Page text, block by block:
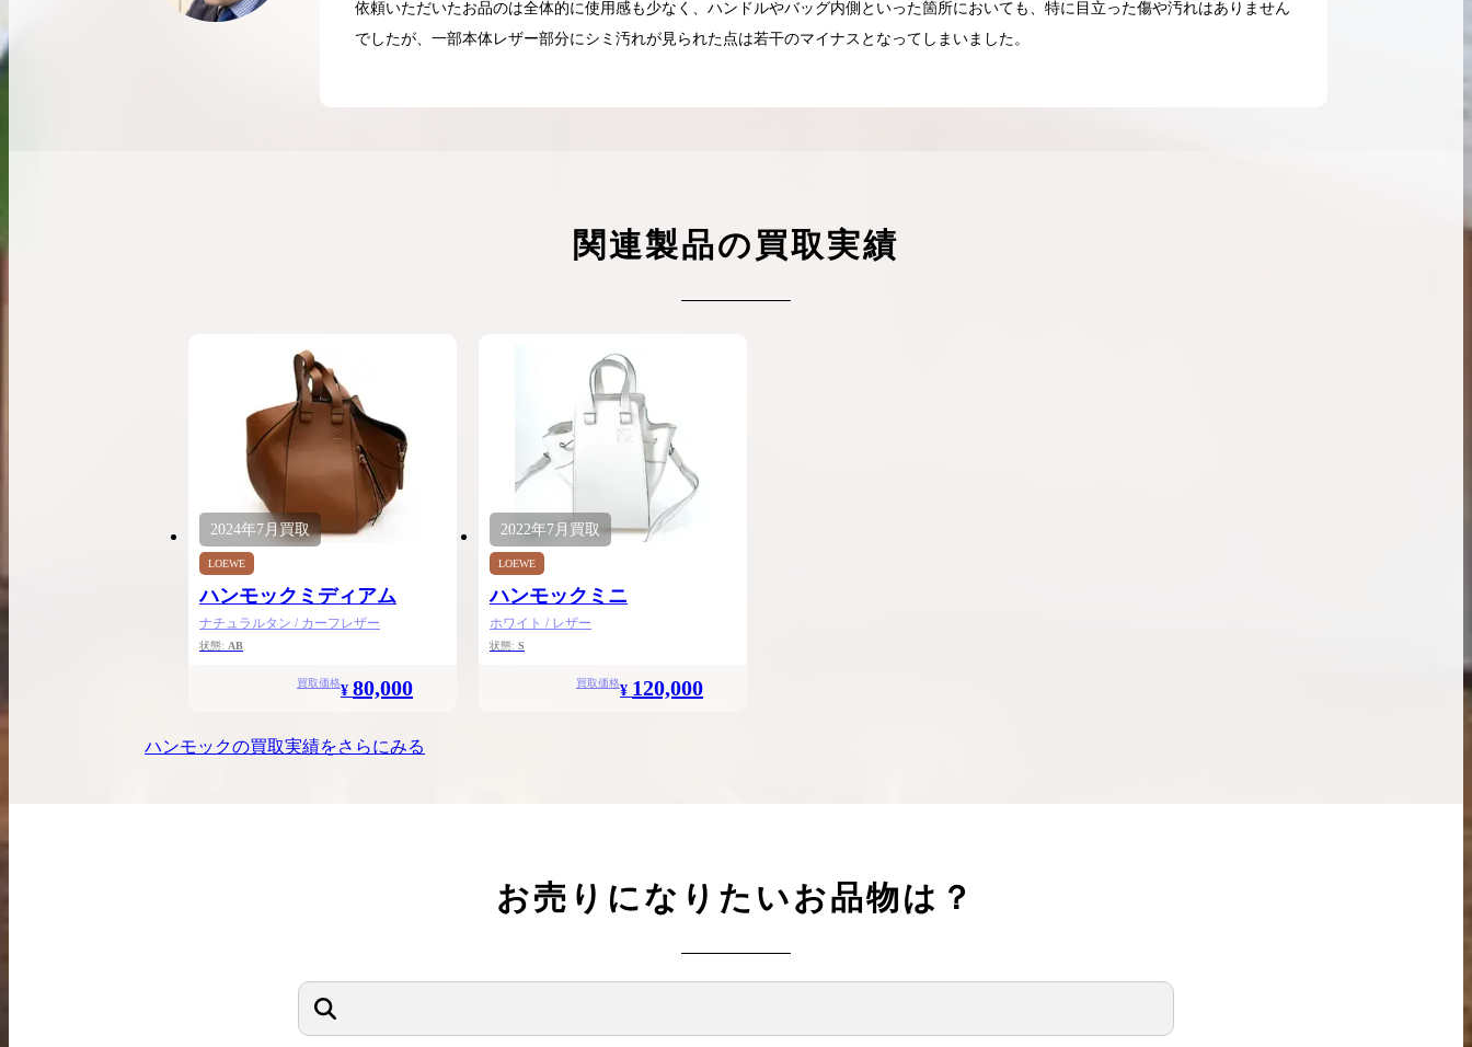
取相場や高く売れるコツを解説
取価格は？相場高騰で全体的に買取価格がア
ップしています
コラムをさらにみる
依頼いただいたお品のは全体的に使用感も少なく、ハンドルやバッグ内側といった箇所においても、特に目立った傷や汚れはありません
でしたが、一部本体レザー部分にシミ汚れが見られた点は若干のマイナスとなってしまいました。
関連製品の買取実績
2024年7月買取
LOEWE
ハンモックミディアム
ナチュラルタン / カーフレザー
状態: AB
買取価格¥ 80,000
2022年7月 買取
LOEWE
ハンモックミニ
ホワイト / レザー
状態: S
買取価格¥ 120,000
ハンモックの買取実績をさらにみる
お売りになりたいお品物は？